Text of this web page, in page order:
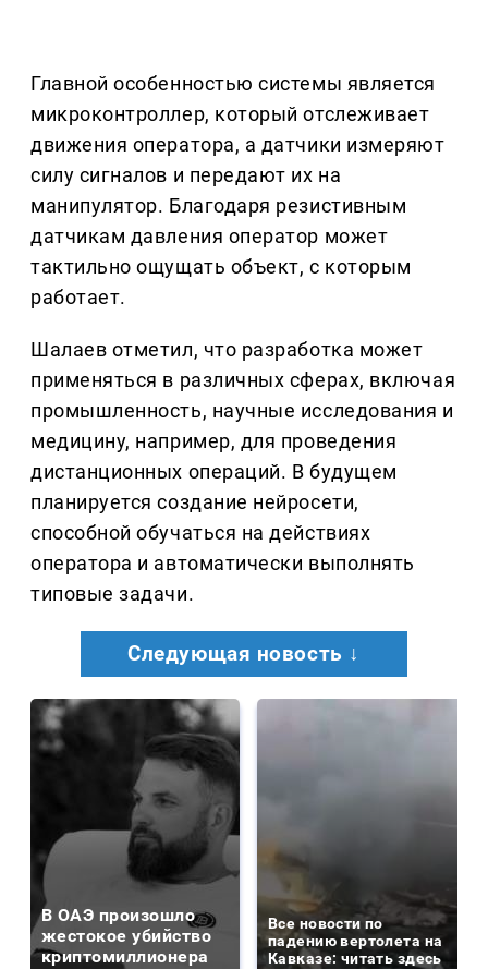
Главной особенностью системы является
микроконтроллер, который отслеживает
движения оператора, а датчики измеряют
силу сигналов и передают их на
манипулятор. Благодаря резистивным
датчикам давления оператор может
тактильно ощущать объект, с которым
работает.
Шалаев отметил, что разработка может
применяться в различных сферах, включая
промышленность, научные исследования и
медицину, например, для проведения
дистанционных операций. В будущем
планируется создание нейросети,
способной обучаться на действиях
оператора и автоматически выполнять
типовые задачи.
Следующая новость ↓
В ОАЭ произошло
жестокое убийство
криптомиллионера
Все новости по
падению вертолета на
Кавказе: читать здесь